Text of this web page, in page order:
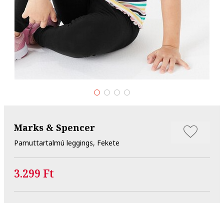
Marks & Spencer
Pamuttartalmú leggings, Fekete
3.299 Ft